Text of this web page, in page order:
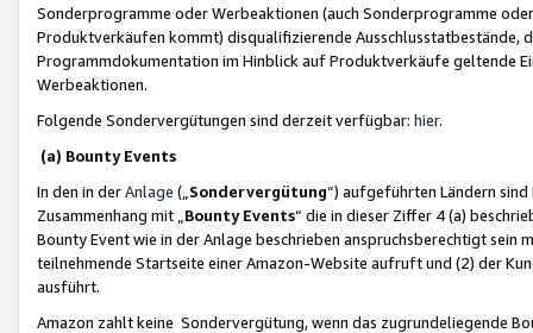
Sonderprogramme oder Werbeaktionen (auch Sonderprogramme
Produktverkäufen kommt) disqualifizierende Ausschlusstatbestände,
Programmdokumentation im Hinblick auf Produktverkäufe geltende
Werbeaktionen.
Folgende Sondervergütungen sind derzeit verfügbar: hier.
(a) Bounty Events
In den in derAnlage („ Sondervergütung“) aufgeführten Ländern
Zusammenhang mit „ Bounty Events“ die in dieser Ziffer 4 (a)
Bounty Event wie in der Anlage beschrieben anspruchsberechtigt sein
teilnehmende Startseite einer Amazon-Website aufruft und (2) der
ausführt.
Amazon zahlt keine Sondervergütung, wenn das zugrundeliegende